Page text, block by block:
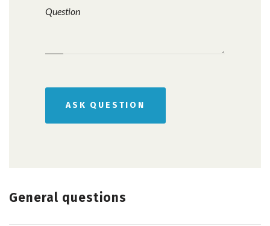
General questions